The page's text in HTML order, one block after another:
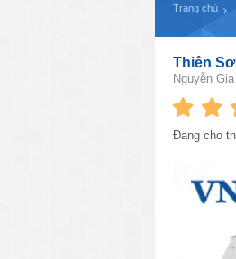
Trang chủ
Thiên
Nguyễn
Đang cho